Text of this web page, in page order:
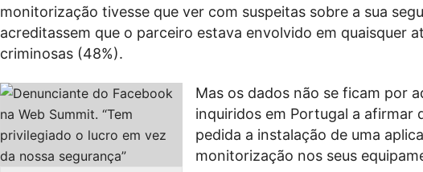
monitorização tivesse que ver com suspeitas sobre a sua
acreditassem que o parceiro estava envolvido em quaisquer
criminosas (48%).
Mas os dados não se ficam por
inquiridos em Portugal a afirmar
pedida a instalação de uma
monitorização nos seus